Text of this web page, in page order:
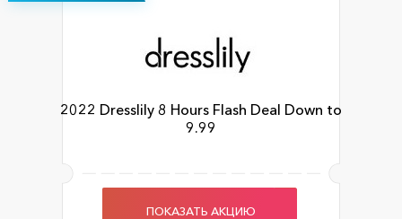
2022 Dresslily 8 Hours Flash Deal Down to
9.99
ПОКАЗАТЬ АКЦИЮ